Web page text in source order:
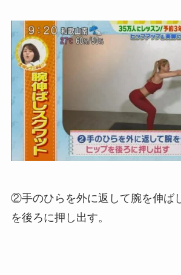
②手のひらを外に返して腕を伸ば
を後ろに押し出す。